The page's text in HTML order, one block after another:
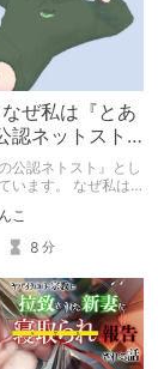
なぜ私は『とあ
認ネットスト
ったのか【出
公認ネトスト』とし
います。 なぜ私は
とるに至ったのか。
を振り返ります。
こ
8 分